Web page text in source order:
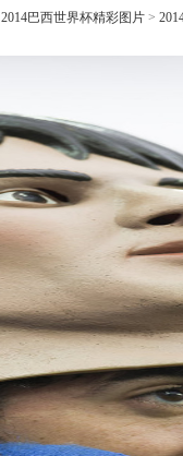
2014巴西世界杯精彩图片 >